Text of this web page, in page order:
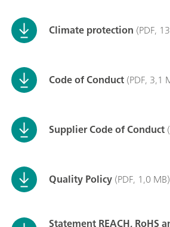
Climate protection (PDF,
Code of Conduct(PDF, 3,1
Supplier Code of Conduct
Quality Policy(PDF, 1,0 MB)
Statement REACH, RoHS